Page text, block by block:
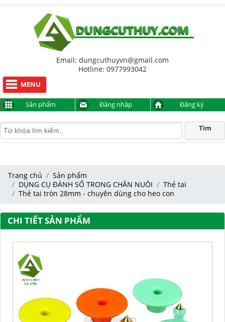
Email: dungcuthuyvn@gmail.com
Hotline: 0977993042
MENU
Sản phẩm Đăng nhập Đăng ký
Tìm
Trang chủ
Sản phẩm
DỤNG CỤ ĐÁNH SỐ TRONG CHĂN NUÔI
Thẻ tai
Thẻ tai tròn 28mm - chuyên dùng cho heo con
CHI TIẾT SẢN PHẨM
094 9999 817
Lê Nhật Thịnh
0977993042